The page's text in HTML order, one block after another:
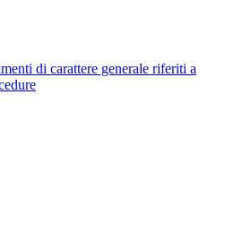
di carattere generale riferiti a